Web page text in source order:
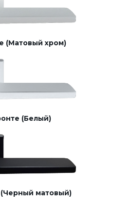
(Матовый хром)
(Белый)
матовый)